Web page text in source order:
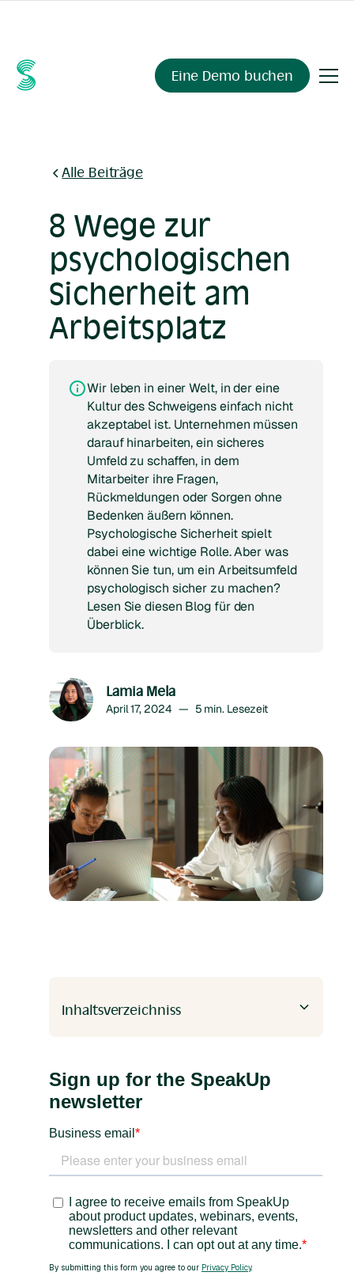
Eine Demo buchen
Alle Beiträge
8 Wege zur
psychologischen
Sicherheit am
Arbeitsplatz
Wir leben in einer Welt, in der eine
Kultur des Schweigens einfach nicht
akzeptabel ist. Unternehmen müssen
darauf hinarbeiten, ein sicheres
Umfeld zu schaffen, in dem
Mitarbeiter ihre Fragen,
Rückmeldungen oder Sorgen ohne
Bedenken äußern können.
Psychologische Sicherheit spielt
dabei eine wichtige Rolle. Aber was
können Sie tun, um ein Arbeitsumfeld
psychologisch sicher zu machen?
Lesen Sie diesen Blog für den
Überblick.
Lamia Mela
April 17, 2024 — 5 min. Lesezeit
Inhaltsverzeichniss
Heading 3